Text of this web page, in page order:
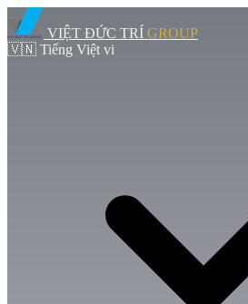
VIỆT ĐỨC TRÍ GROUP
🇻🇳 Tiếng Việt vi